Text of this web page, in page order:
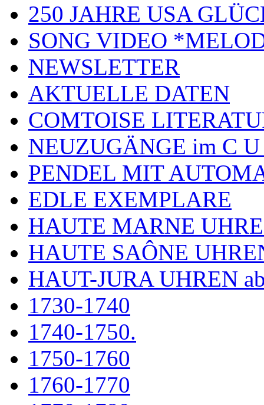
250 JAHRE USA
SONG VIDEO
NEWSLETTER
AKTUELLE DATEN
COMTOISE
NEUZUGÄNGE im C
PENDEL MIT
EDLE EXEMPLARE
HAUTE MARNE
HAUTE SAÔNE
HAUT-JURA UHREN
1730-1740
1740-1750.
1750-1760
1760-1770